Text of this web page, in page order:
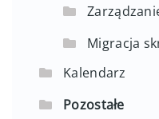
Migracja
Kalendarz
Pozostałe